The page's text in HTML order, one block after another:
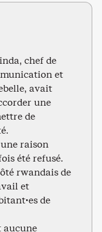
chef de
et
avait
une
de
raison
été refusé.
rwandais de
et
de
aucune